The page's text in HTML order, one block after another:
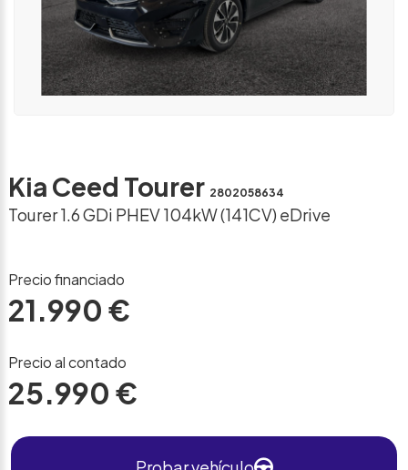
Kia Ceed Tourer 2802058634
Tourer 1.6 GDi PHEV 104kW (141CV) eDrive
Precio financiado
21.990 €
Precio al contado
25.990 €